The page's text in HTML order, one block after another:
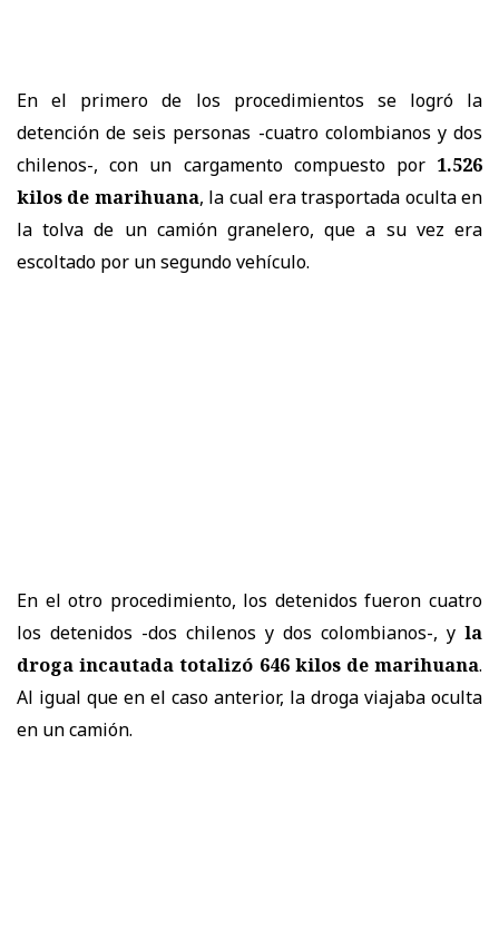
En el primero de los procedimientos se logró la
detención de seis personas -cuatro colombianos y dos
chilenos-, con un cargamento compuesto por 1.526
kilos de marihuana, la cual era trasportada oculta en
la tolva de un camión granelero, que a su vez era
escoltado por un segundo vehículo.
En el otro procedimiento, los detenidos fueron cuatro
los detenidos -dos chilenos y dos colombianos-, y la
droga incautada totalizó 646 kilos de marihuana.
Al igual que en el caso anterior, la droga viajaba oculta
en un camión.